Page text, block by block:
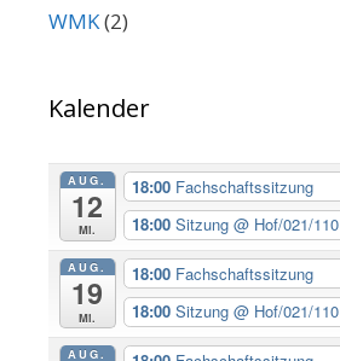
WMK(2)
Kalender
AUG.
12
Mi.
18:00 Fachschaftssitzung
18:00 Sitzung @ Hof/021/110
AUG.
19
Mi.
18:00 Fachschaftssitzung
18:00 Sitzung @ Hof/021/110
AUG.